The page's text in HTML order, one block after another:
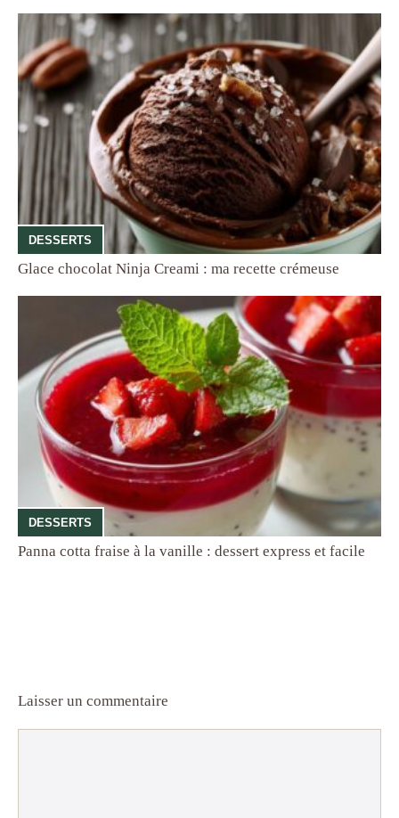
DESSERTS
Glace chocolat Ninja Creami : ma recette crémeuse
DESSERTS
Panna cotta fraise à la vanille : dessert express et facile
Laisser un commentaire